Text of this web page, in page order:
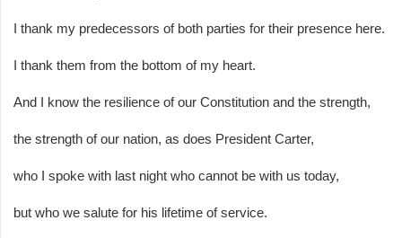
I thank my predecessors of both parties for their presence here.
I thank them from the bottom of my heart.
And I know the resilience of our Constitution and the strength,
the strength of our nation, as does President Carter,
who I spoke with last night who cannot be with us today,
but who we salute for his lifetime of service.